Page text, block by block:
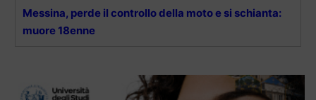
Messina, perde il controllo della moto e si schianta:
muore 18enne